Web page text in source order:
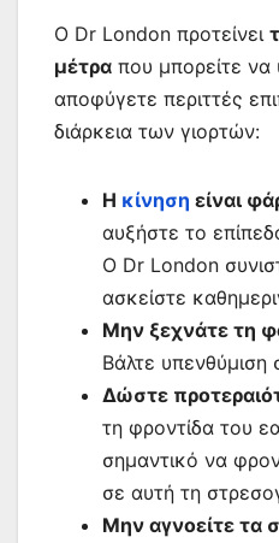
Ο Dr London προτείνει
μέτρα που μπορείτε να
αποφύγετε περιττές
διάρκεια των γιορτών:
Η κίνηση είναι
αυξήστε το
Ο Dr London
ασκείστε
Μην ξεχνάτε τη
Βάλτε υπενθύμιση
Δώστε
τη φροντίδα του
σημαντικό να
σε αυτή τη
Μην αγνοείτε τα